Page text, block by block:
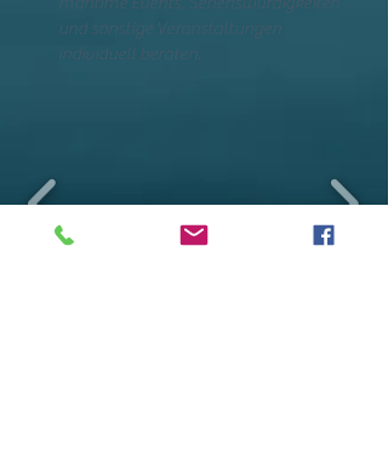
und sonstige Veranstaltungen
individuell beraten.